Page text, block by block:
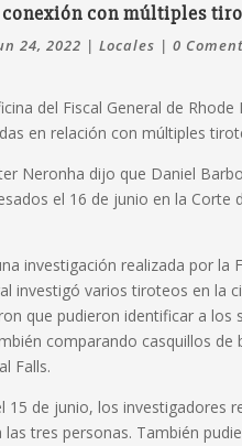
conexión con múltiples
24, 2022 |Locales |0
del Fiscal General de
en relación con múltiples
Neronha dijo que Daniel
el 16 de junio en la Corte
investigación realizada por la
investigó varios tiroteos en la
que pudieron identificar a
comparando casquillos
Falls.
15 de junio, los investigadores
tres personas. También